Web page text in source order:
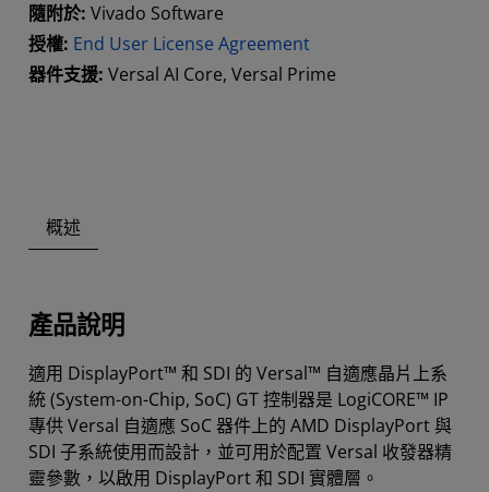
隨附於: Vivado Software
授權: End User License Agreement
器件支援: Versal AI Core, Versal Prime
概述
產品說明
適用 DisplayPort™ 和 SDI 的 Versal™ 自適應晶片上系
統 (System-on-Chip, SoC) GT 控制器是 LogiCORE™ IP
專供 Versal 自適應 SoC 器件上的 AMD DisplayPort 與
SDI 子系統使用而設計，並可用於配置 Versal 收發器精
靈參數，以啟用 DisplayPort 和 SDI 實體層。